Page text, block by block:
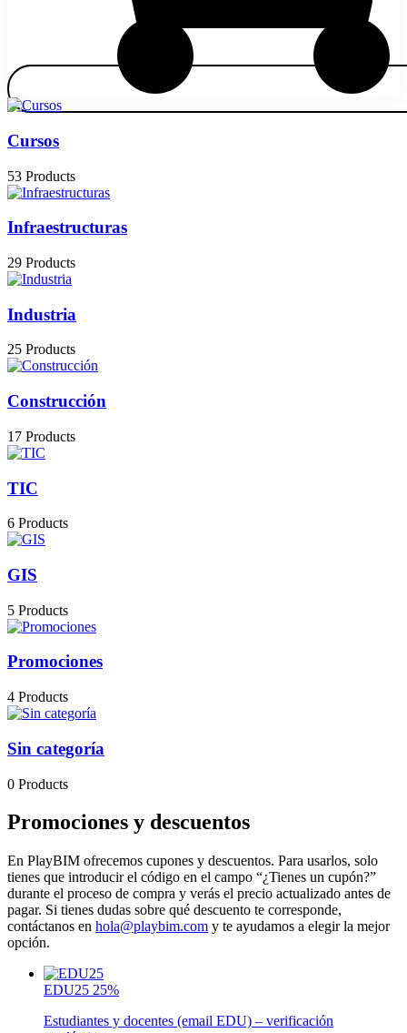
Cursos
53 Products
Infraestructuras
29 Products
Industria
25 Products
Construcción
17 Products
TIC
6 Products
GIS
5 Products
Promociones
4 Products
Sin categoría
0 Products
Promociones y descuentos
En PlayBIM ofrecemos cupones y descuentos. Para usarlos, solo
tienes que introducir el código en el campo “¿Tienes un cupón?”
durante el proceso de compra y verás el precio actualizado antes de
pagar. Si tienes dudas sobre qué descuento te corresponde,
contáctanos en hola@playbim.com y te ayudamos a elegir la mejor
opción.
EDU25 25%
Estudiantes y docentes (email EDU) – verificación